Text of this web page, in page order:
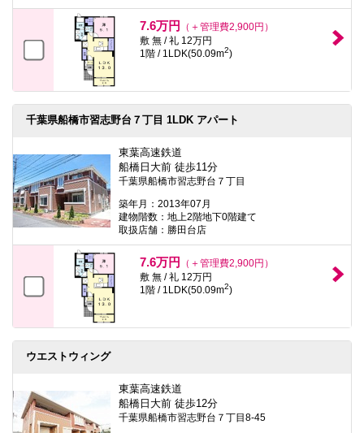
7.6万円
（＋管理費2,900円）
敷 無 / 礼 12万円
1階 / 1LDK(50.09m2)
千葉県船橋市習志野台７丁目 1LDK アパート
東葉高速鉄道
船橋日大前 徒歩11分
千葉県船橋市習志野台７丁目
築年月：2013年07月
建物階数：地上2階地下0階建て
取扱店舗：勝田台店
7.6万円
（＋管理費2,900円）
敷 無 / 礼 12万円
1階 / 1LDK(50.09m2)
ウエストウィング
東葉高速鉄道
船橋日大前 徒歩12分
千葉県船橋市習志野台７丁目8-45